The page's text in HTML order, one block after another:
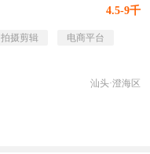
4.5-9千
拍摄剪辑
电商平台
汕头·澄海区